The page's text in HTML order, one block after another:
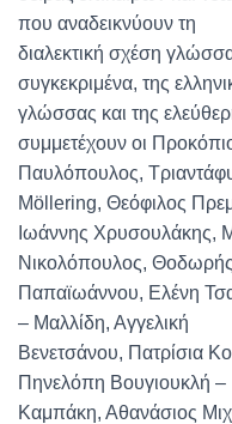
που αναδεικνύουν τη
διαλεκτική σχέση
συγκεκριμένα, της
γλώσσας και της
συμμετέχουν οι
Παυλόπουλος,
Möllering, Θεόφιλος
Ιωάννης Χρυσουλάκης,
Νικολόπουλος, Θοδωρής
Παπαϊωάννου, Ελένη
– Μαλλίδη, Αγγελική
Βενετσάνου, Πατρίσια
Πηνελόπη Βουγιουκλή –
Καμπάκη, Αθανάσιος